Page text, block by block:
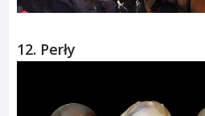
12. Perły